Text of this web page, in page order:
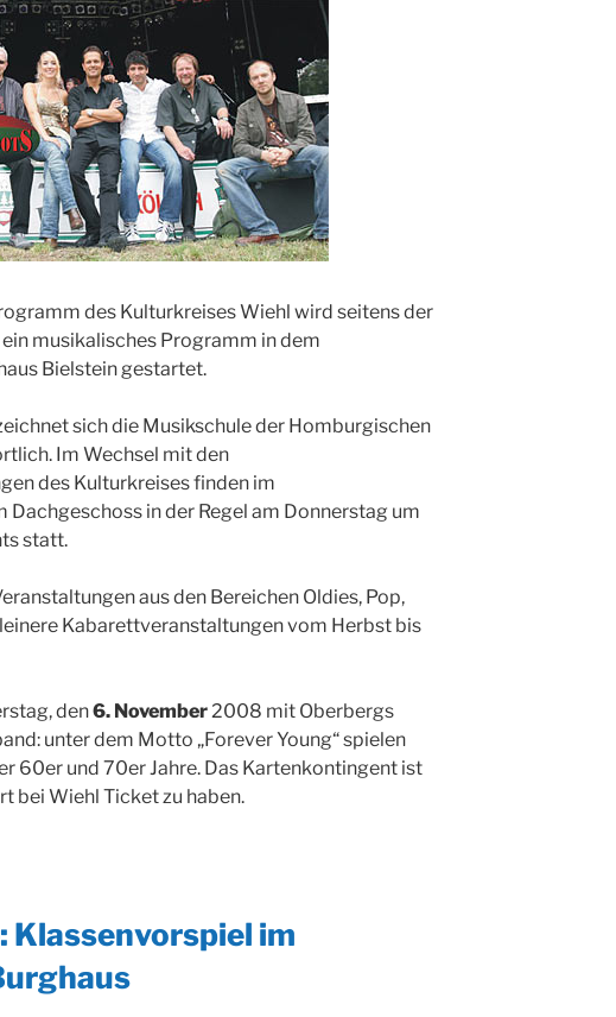
des Kulturkreises Wiehl wird seitens der
musikalisches Programm in dem
Bielstein gestartet.
sich die Musikschule der Homburgischen
Im Wechsel mit den
des Kulturkreises finden im
Dachgeschoss in der Regel am Donnerstag um
statt.
aus den Bereichen Oldies, Pop,
Kabarettveranstaltungen vom Herbst bis
den6. November 2008 mit Oberbergs
unter dem Motto „Forever Young“ spielen
60er und 70er Jahre. Das Kartenkontingent ist
bei Wiehl Ticket zu haben.
Klassenvorspiel im